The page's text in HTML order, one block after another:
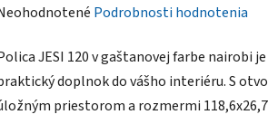
Podrobnosti hodnotenia
JESI 120 v gaštanovej farbe nairobi
doplnok do vášho interiéru. S
priestorom a rozmermi